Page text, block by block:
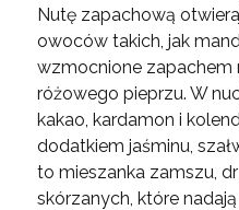
Nutę zapachową
owoców takich, jak
wzmocnione zapachem
różowego pieprzu. W
kakao, kardamon i
dodatkiem jaśminu,
to mieszanka zamszu,
skórzanych, które